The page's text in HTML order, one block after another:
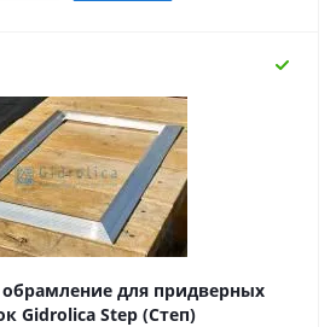
для придверных
Gidrolica Step (Степ)